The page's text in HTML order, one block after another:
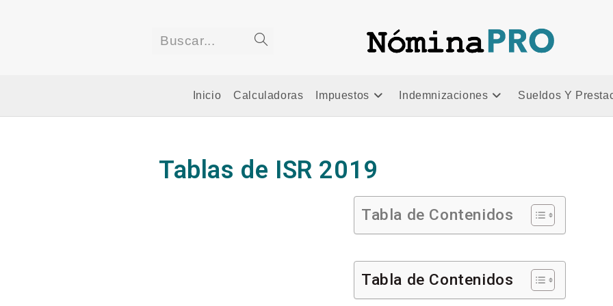
Buscar...
Inicio Calculadoras Impuestos Indemnizaciones Sueldos Y
Tablas de ISR 2019
Tabla de Contenidos
Tabla de Contenidos